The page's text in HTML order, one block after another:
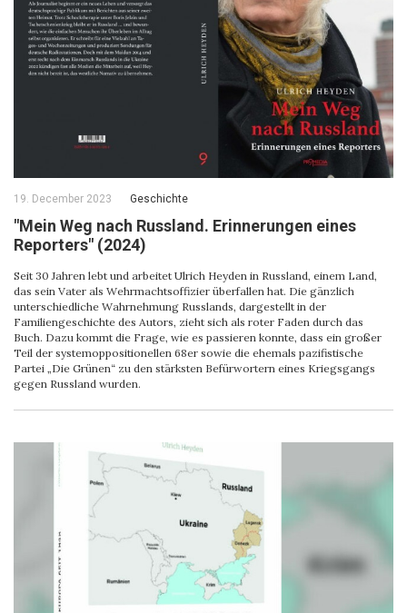
19. December 2023 Geschichte
"Mein Weg nach Russland. Erinnerungen eines
Reporters" (2024)
Seit 30 Jahren lebt und arbeitet Ulrich Heyden in Russland, einem Land,
das sein Vater als Wehrmachtsoffizier überfallen hat. Die gänzlich
unterschiedliche Wahrnehmung Russlands, dargestellt in der
Familiengeschichte des Autors, zieht sich als roter Faden durch das
Buch. Dazu kommt die Frage, wie es passieren konnte, dass ein großer
Teil der systemoppositionellen 68er sowie die ehemals pazifistische
Partei „Die Grünen“ zu den stärksten Befürwortern eines Kriegsgangs
gegen Russland wurden.